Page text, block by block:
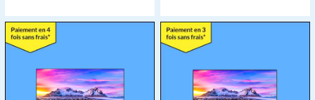
Mi Smart Band 6
49,99 €
RRP 59,99 €
Latest lowest price: 59,99 €
Mi Body Composition
Scale Glass
24,99 €
RRP 34,99 €
Latest lowest price: 29,99 €